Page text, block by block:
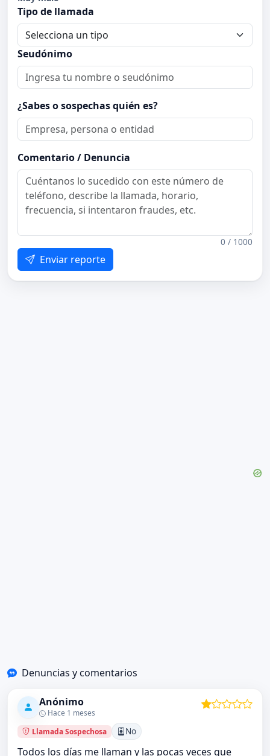
Tipo de llamada
Seudónimo
¿Sabes o sospechas quién es?
Comentario / Denuncia
0 / 1000
Enviar reporte
Denuncias y comentarios
Anónimo
Hace 1 meses
Llamada Sospechosa
No
Todos los días me llaman y las pocas veces que